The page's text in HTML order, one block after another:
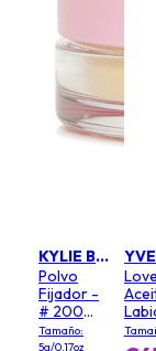
KYLIE BY KYLIE JENNER
Polvo
Fijador -
# 200
Soft Pink
Tamaño:
5g/0.17oz
- #